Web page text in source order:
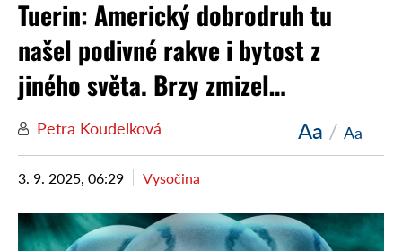
Tuerin: Americký dobrodruh tu
našel podivné rakve i bytost z
jiného světa. Brzy zmizel…
Petra Koudelková Aa / Aa
3. 9. 2025, 06:29 Vysočina